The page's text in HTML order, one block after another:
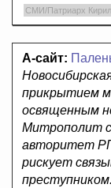
СМИ/Патриарх
А-сайт:
прикрытием
освященным
Митрополит
авторитет
рискует